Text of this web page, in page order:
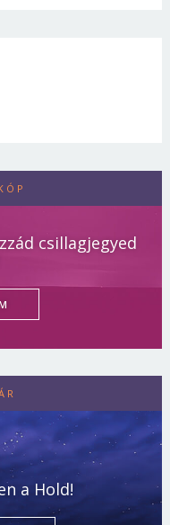
csillagjegyed
a Hold!